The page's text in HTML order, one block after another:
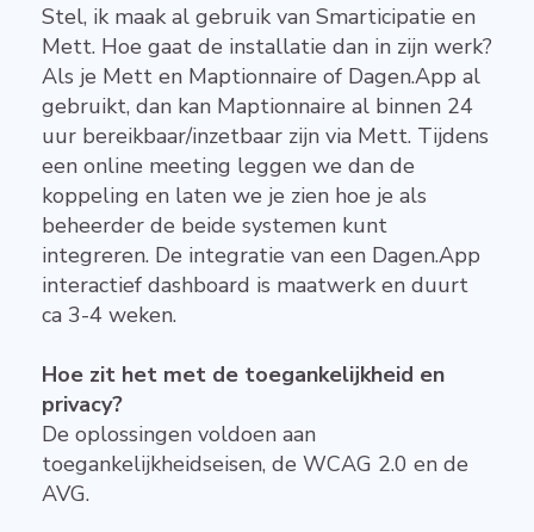
Stel, ik maak al gebruik van Smarticipatie en
Mett. Hoe gaat de installatie dan in zijn werk?
Als je Mett en Maptionnaire of Dagen.App al
gebruikt, dan kan Maptionnaire al binnen 24
uur bereikbaar/inzetbaar zijn via Mett. Tijdens
een online meeting leggen we dan de
koppeling en laten we je zien hoe je als
beheerder de beide systemen kunt
integreren. De integratie van een Dagen.App
interactief dashboard is maatwerk en duurt
ca 3-4 weken.
Hoe zit het met de toegankelijkheid en
privacy?
De oplossingen voldoen aan
toegankelijkheidseisen, de WCAG 2.0 en de
AVG.